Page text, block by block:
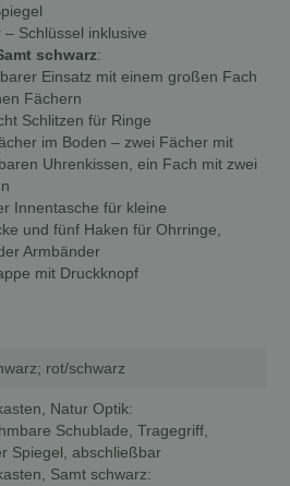
Schlüssel inklusive
schwarz:
Einsatz mit einem großen Fach
Fächern
Schlitzen für Ringe
im Boden – zwei Fächer mit
Uhrenkissen, ein Fach mit zwei
Innentasche für kleine
und fünf Haken für Ohrringe,
Armbänder
mit Druckknopf
rot/schwarz
Natur Optik:
Schublade, Tragegriff,
Spiegel, abschließbar
Samt schwarz: